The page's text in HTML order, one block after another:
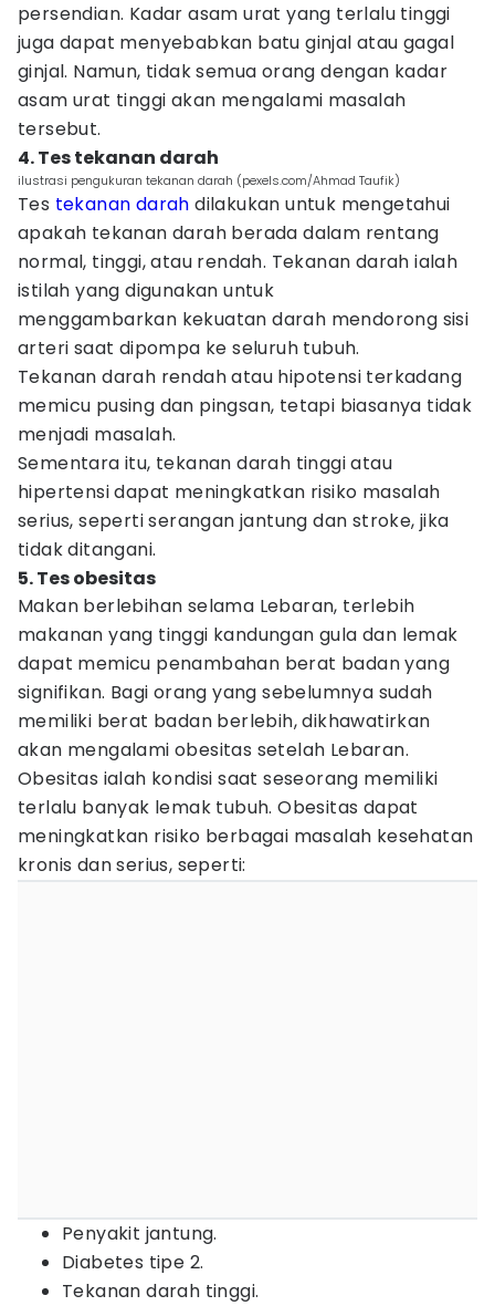
persendian. Kadar asam urat yang terlalu tinggi
juga dapat menyebabkan batu ginjal atau gagal
ginjal. Namun, tidak semua orang dengan kadar
asam urat tinggi akan mengalami masalah
tersebut.
4. Tes tekanan darah
ilustrasi pengukuran tekanan darah (pexels.com/Ahmad Taufik)
Tes tekanan darah dilakukan untuk mengetahui
apakah tekanan darah berada dalam rentang
normal, tinggi, atau rendah. Tekanan darah ialah
istilah yang digunakan untuk
menggambarkan kekuatan darah mendorong sisi
arteri saat dipompa ke seluruh tubuh.
Tekanan darah rendah atau hipotensi terkadang
memicu pusing dan pingsan, tetapi biasanya tidak
menjadi masalah.
Sementara itu, tekanan darah tinggi atau
hipertensi dapat meningkatkan risiko masalah
serius, seperti serangan jantung dan stroke, jika
tidak ditangani.
5. Tes obesitas
Makan berlebihan selama Lebaran, terlebih
makanan yang tinggi kandungan gula dan lemak
dapat memicu penambahan berat badan yang
signifikan. Bagi orang yang sebelumnya sudah
memiliki berat badan berlebih, dikhawatirkan
akan mengalami obesitas setelah Lebaran.
Obesitas ialah kondisi saat seseorang memiliki
terlalu banyak lemak tubuh. Obesitas dapat
meningkatkan risiko berbagai masalah kesehatan
kronis dan serius, seperti:
Penyakit jantung.
Diabetes tipe 2.
Tekanan darah tinggi.